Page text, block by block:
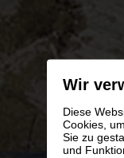
Wir
Diese
Cookies,
Sie zu
und